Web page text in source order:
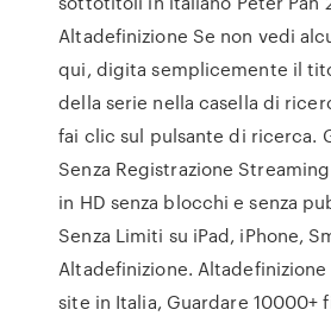
Altadefinizione Se non vedi
qui, digita semplicemente il
della serie nella casella di
fai clic sul pulsante di ricerca.
Senza Registrazione Streaming
in HD senza blocchi e senza
Senza Limiti su iPad, iPhone,
Altadefinizione.
site in Italia, Guardare 10000+